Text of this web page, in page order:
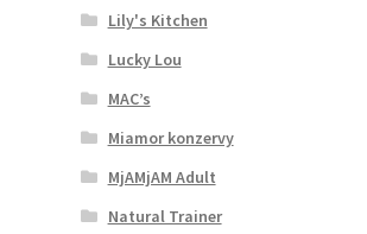
Lily's Kitchen
Lucky Lou
MAC’s
Miamor konzervy
MjAMjAM Adult
Natural Trainer